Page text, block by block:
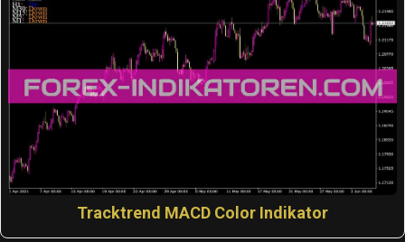
Tracktrend MACD Color Indikator